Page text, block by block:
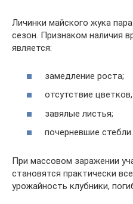
Личинки майского жука
сезон. Признаком наличия
является:
замедление роста;
отсутствие
завялые листья;
почерневшие стебли.
При массовом заражении
становятся практически
урожайность клубники,